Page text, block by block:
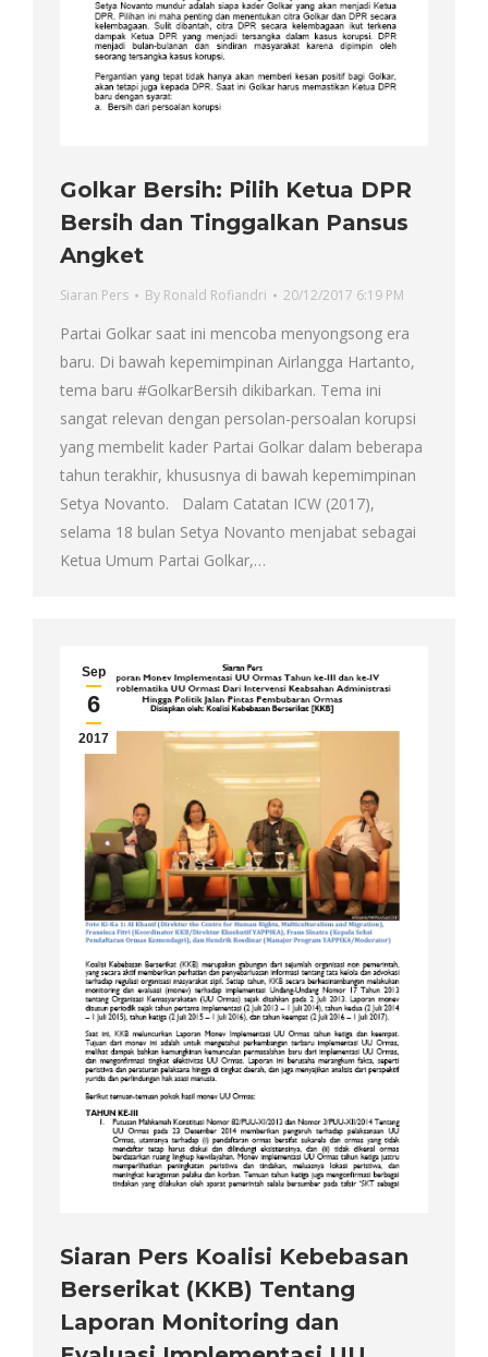
Golkar Bersih: Pilih Ketua DPR
Bersih dan Tinggalkan Pansus
Angket
Siaran Pers By Ronald Rofiandri 20/12/2017 6:19 PM
Partai Golkar saat ini mencoba menyongsong era
baru. Di bawah kepemimpinan Airlangga Hartanto,
tema baru #GolkarBersih dikibarkan. Tema ini
sangat relevan dengan persolan-persoalan korupsi
yang membelit kader Partai Golkar dalam beberapa
tahun terakhir, khususnya di bawah kepemimpinan
Setya Novanto. Dalam Catatan ICW (2017),
selama 18 bulan Setya Novanto menjabat sebagai
Ketua Umum Partai Golkar,…
Sep
6
2017
Siaran Pers Koalisi Kebebasan
Berserikat (KKB) Tentang
Laporan Monitoring dan